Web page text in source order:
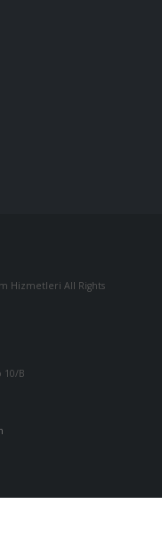
Hizmetleri All Rights
10/B